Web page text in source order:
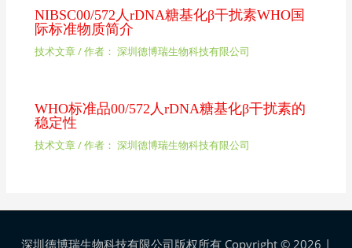
NIBSC00/572人rDNA糖基化β干扰素WHO国
际标准物质简介
技术文章/ 作者： 深圳德博瑞生物科技有限公司
WHO标准品00/572人rDNA糖基化β干扰素的
稳定性
技术文章/ 作者： 深圳德博瑞生物科技有限公司
深圳德博瑞生物科技有限公司版权所有 Copyright © 2026 |